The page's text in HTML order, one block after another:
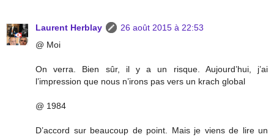
Laurent Herblay
26 août 2015 à 22:53
@ Moi
On verra. Bien sûr, il y a un risque. Aujourd’hui, j’ai
l’impression que nous n’irons pas vers un krach global
@ 1984
D’accord sur beaucoup de point. Mais je viens de lire un